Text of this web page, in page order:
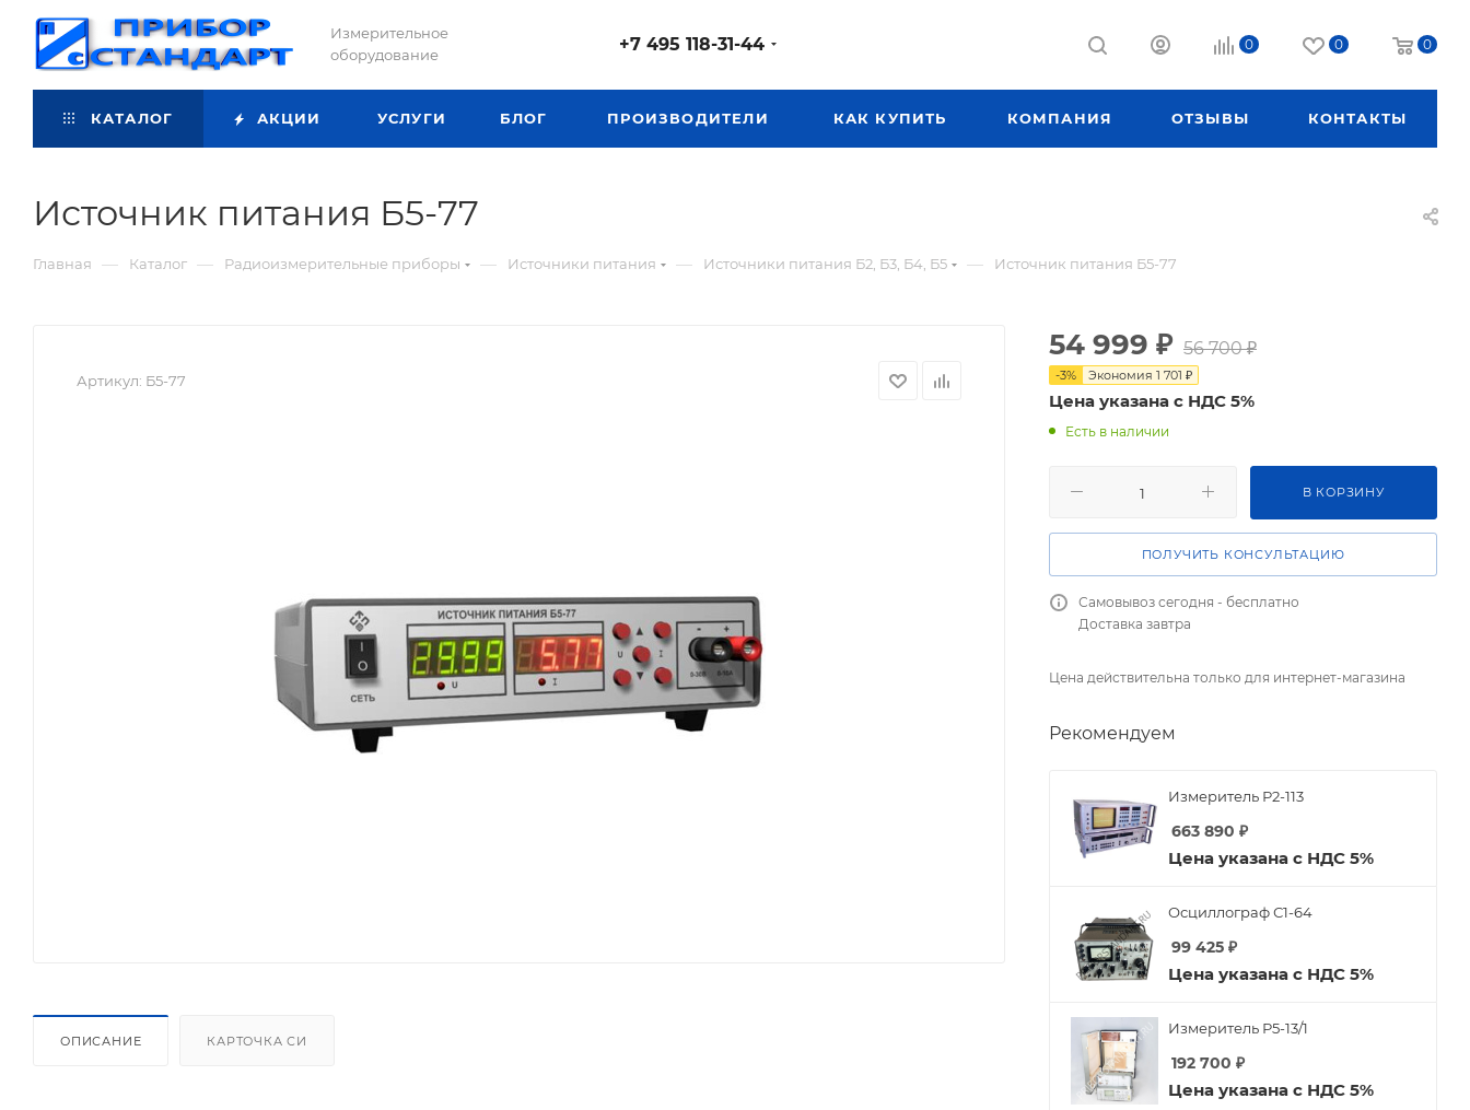
Измерительное
оборудование
+7 495 118-31-44 0 0 0
КАТАЛОГ АКЦИИ УСЛУГИ БЛОГ ПРОИЗВОДИТЕЛИ КАК КУПИТЬ КОМПАНИЯ ОТЗЫВЫ КОНТАКТЫ
Источник питания Б5-77
Главная — Каталог — Радиоизмерительные приборы — Источники питания — Источники питания Б2, Б3, Б4, Б5 — Источник питания Б5-77
Артикул: Б5-77
ОПИСАНИЕ КАРТОЧКА СИ
54 999 ₽ 56 700₽
-3% Экономия 1 701 ₽
Цена указана с НДС 5%
Есть в наличии
В КОРЗИНУ
ПОЛУЧИТЬ КОНСУЛЬТАЦИЮ
Самовывоз сегодня - бесплатно
Доставка завтра
Цена действительна только для интернет-магазина
Рекомендуем
Измеритель Р2-113
663 890 ₽
Цена указана с НДС 5%
Осциллограф С1-64
99 425 ₽
Цена указана с НДС 5%
Измеритель Р5-13/1
192 700 ₽
Цена указана с НДС 5%